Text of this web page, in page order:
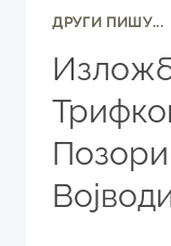
ДРУГИ ПИШУ...